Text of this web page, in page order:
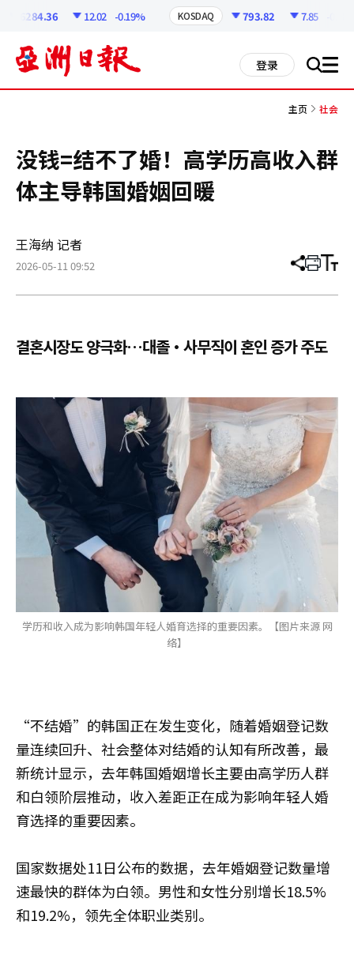
6284.36 12.02 -0.19% KOSDAQ 793.82 7.85 -0.98%
登录 搜 all
主页 社会
没钱=结不了婚！高学历高收入群
体主导韩国婚姻回暖
王海纳 记者
2026-05-11 09:52 分
章
打 调
小
결혼시장도 양극화…대졸·사무직이 혼인 증가 주도
学历和收入成为影响韩国年轻人婚育选择的重要因素。【图片来源 网
络】
“不结婚”的韩国正在发生变化，随着婚姻登记数
量连续回升、社会整体对结婚的认知有所改善，最
新统计显示，去年韩国婚姻增长主要由高学历人群
和白领阶层推动，收入差距正在成为影响年轻人婚
育选择的重要因素。
国家数据处11日公布的数据，去年婚姻登记数量增
速最快的群体为白领。男性和女性分别增长18.5%
和19.2%，领先全体职业类别。